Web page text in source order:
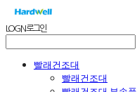
LOG IN로그인
빨래건조대
빨래건조대